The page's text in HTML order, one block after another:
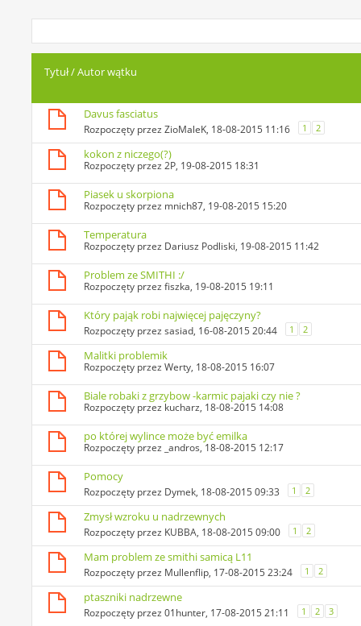
Tytuł/Autor wątku
Davus fasciatus
Rozpoczęty przezZioMaleK, 18-08-2015 11:16 1 2
kokon z niczego(?)
Rozpoczęty przez2P, 19-08-2015 18:31
Piasek u skorpiona
Rozpoczęty przez mnich87, 19-08-2015 15:20
Temperatura
Rozpoczęty przez Dariusz Podliski, 19-08-2015 11:42
Problem ze SMITHI :/
Rozpoczęty przezfiszka, 19-08-2015 19:11
Który pająk robi najwięcej pajęczyny?
Rozpoczęty przezsasiad, 16-08-2015 20:44 1 2
Malitki problemik
Rozpoczęty przezWerty, 18-08-2015 16:07
Biale robaki z grzybow -karmic pajaki czy nie ?
Rozpoczęty przez kucharz, 18-08-2015 14:08
po której wylince może być emilka
Rozpoczęty przez _andros, 18-08-2015 12:17
Pomocy
Rozpoczęty przez Dymek, 18-08-2015 09:33 1 2
Zmysł wzroku u nadrzewnych
Rozpoczęty przez KUBBA, 18-08-2015 09:00 1 2
Mam problem ze smithi samicą L11
Rozpoczęty przez Mullenflip, 17-08-2015 23:24 1 2
ptaszniki nadrzewne
Rozpoczęty przez01hunter, 17-08-2015 21:11 1 2 3